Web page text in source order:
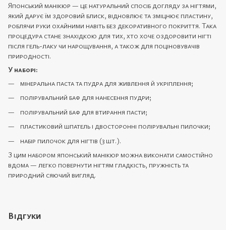
Японський манікюр — це натуральний спосіб догляду за нігтями,
який дарує їм здоровий блиск, відновлює та зміцнює пластину,
роблячи руки охайними навіть без декоративного покриття. Така
процедура стане знахідкою для тих, хто хоче оздоровити нігті
після гель-лаку чи нарощування, а також для поціновувачів
природності.
У наборі:
мінеральна паста та пудра для живлення й укріплення;
полірувальний баф для нанесення пудри;
полірувальний баф для втирання пасти;
пластиковий шпатель і двосторонні полірувальні пилочки;
набір пилочок для нігтів (3 шт.).
З цим набором японський манікюр можна виконати самостійно
вдома — легко повернути нігтям гладкість, пружність та
природний сяючий вигляд.
Відгуки